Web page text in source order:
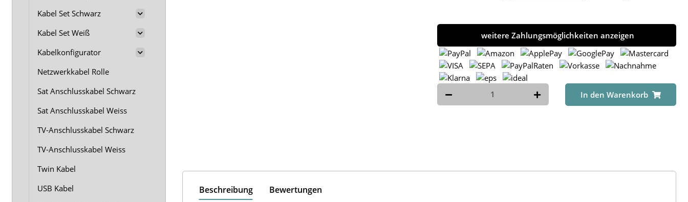
weitere Zahlungsmöglichkeiten anzeigen
In den Warenkorb
Beschreibung Bewertungen
Kabel Set Schwarz
Kabel Set Weiß
Kabelkonfigurator
Netzwerkkabel Rolle
Sat Anschlusskabel Schwarz
Sat Anschlusskabel Weiss
TV-Anschlusskabel Schwarz
TV-Anschlusskabel Weiss
Twin Kabel
USB Kabel